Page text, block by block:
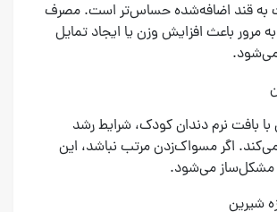
به قند اضافه‌شده حساس‌تر است. مصرف
مرور باعث افزایش وزن یا ایجاد تمایل
بافت نرم دندان کودک، شرایط رشد
می‌کند. اگر مسواک‌زدن مرتب نباشد، این
می‌شود.